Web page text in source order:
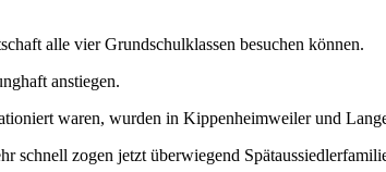
alle vier Grundschulklassen besuchen können.
anstiegen.
waren, wurden in Kippenheimweiler und
schnell zogen jetzt überwiegend